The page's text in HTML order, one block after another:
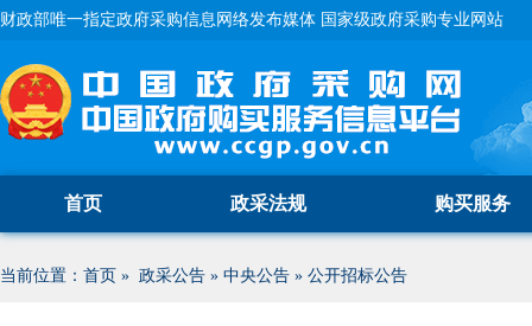
财政部唯一指定政府采购信息网络发布媒体 国家级政府采购专业网站
首页 政采法规 购买服务
当前位置： 首页 » 政采公告 » 中央公告 » 公开招标公告